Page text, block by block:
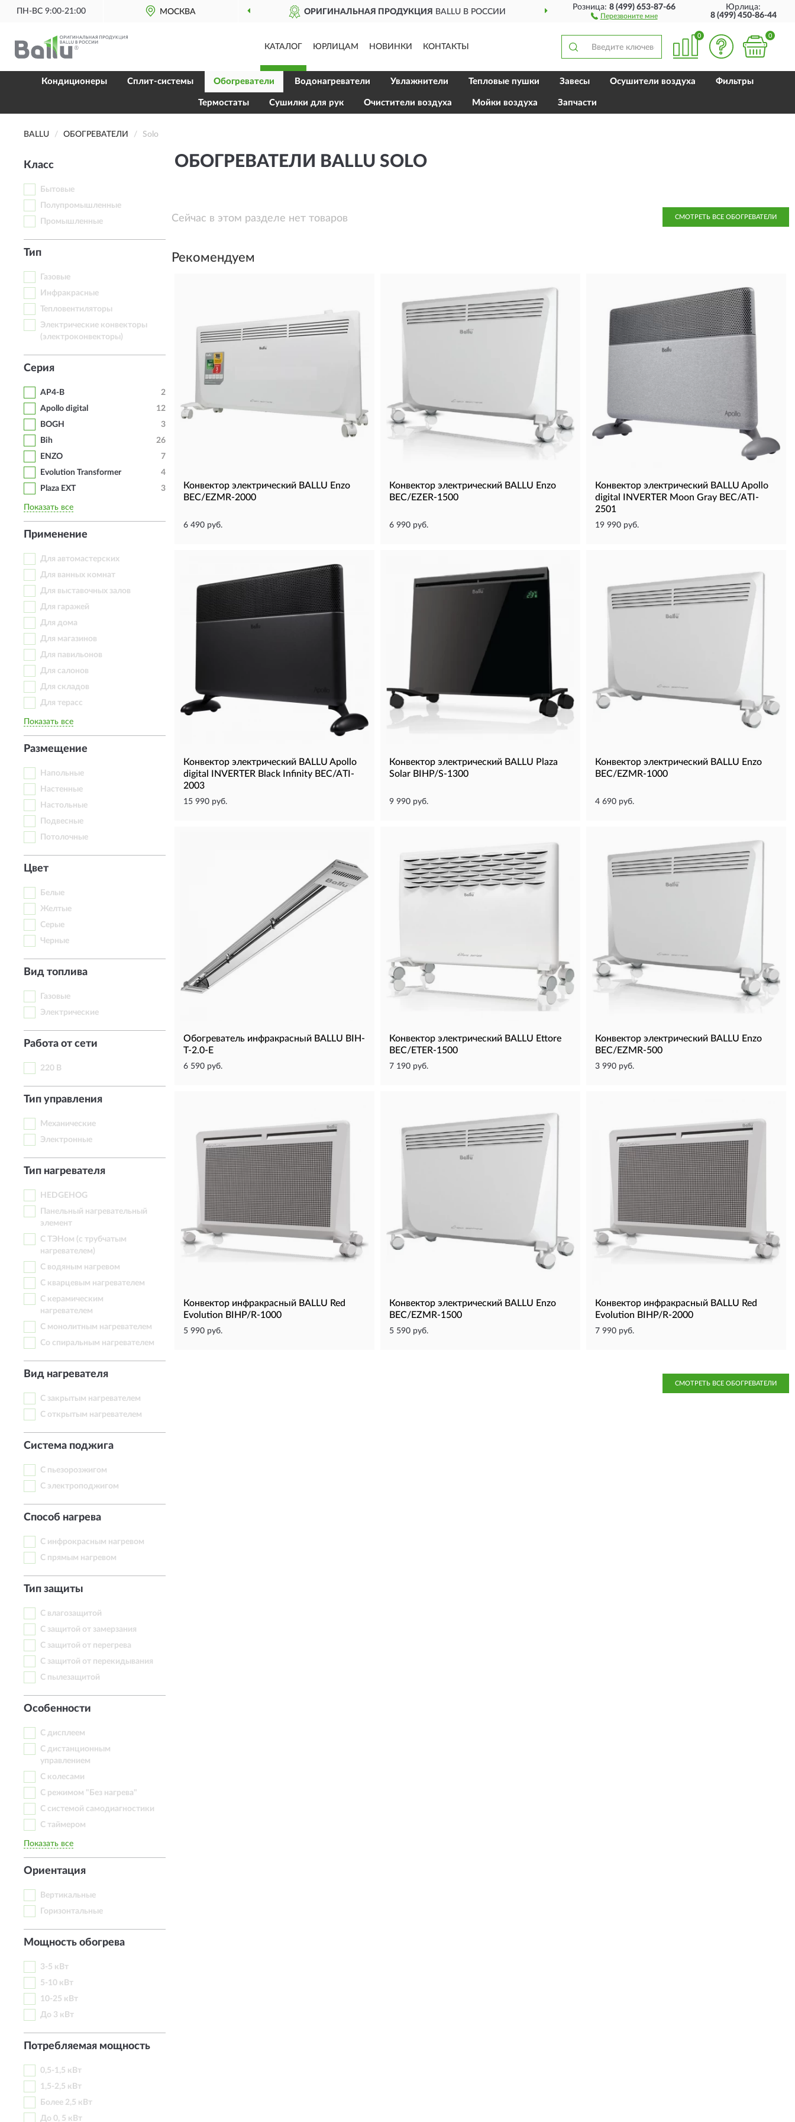
ПН-ВС 9:00-21:00 МОСКВА ОРИГИНАЛЬНАЯ ПРОДУКЦИЯBALLU В РОССИИ ДОСТАВИМПО ВСЕЙ РОССИИ
Розница:8 (499) 653-87-66
Перезвоните мне
Юрлица:
8 (499) 450-86-44
КАТАЛОГ ЮРЛИЦАМ НОВИНКИ КОНТАКТЫ
0 0
Кондиционеры Сплит-системы Обогреватели Водонагреватели Увлажнители Тепловые пушки Завесы Осушители воздуха Фильтры
Термостаты Сушилки для рук Очистители воздуха Мойки воздуха Запчасти
BALLU ОБОГРЕВАТЕЛИ Solo
Класс
Бытовые
Полупромышленные
Промышленные
Тип
Газовые
Инфракрасные
Тепловентиляторы
Электрические конвекторы
(электроконвекторы)
Серия
AP4-B
2
Apollo digital
12
BOGH
3
Bih
26
ENZO
7
Evolution Transformer
4
Plaza EXT
3
Показать все
Применение
Для автомастерских
Для ванных комнат
Для выставочных залов
Для гаражей
Для дома
Для магазинов
Для павильонов
Для салонов
Для складов
Для терасс
Показать все
Размещение
Напольные
Настенные
Настольные
Подвесные
Потолочные
Цвет
Белые
Желтые
Серые
Черные
Вид топлива
Газовые
Электрические
Работа от сети
220 В
Тип управления
Механические
Электронные
Тип нагревателя
HEDGEHOG
Панельный нагревательный
элемент
С ТЭНом (с трубчатым
нагревателем)
С водяным нагревом
С кварцевым нагревателем
С керамическим
нагревателем
С монолитным нагревателем
Со спиральным нагревателем
Вид нагревателя
С закрытым нагревателем
С открытым нагревателем
Система поджига
С пьезорозжигом
С электроподжигом
Способ нагрева
С инфрокрасным нагревом
С прямым нагревом
Тип защиты
С влагозащитой
С защитой от замерзания
С защитой от перегрева
С защитой от перекидывания
С пылезащитой
Особенности
С дисплеем
С дистанционным
управлением
С колесами
С режимом "Без нагрева"
С системой самодиагностики
С таймером
Показать все
Ориентация
Вертикальные
Горизонтальные
Мощность обогрева
3-5 кВт
5-10 кВт
10-25 кВт
До 3 кВт
Потребляемая мощность
0,5-1,5 кВт
1,5-2,5 кВт
Более 2,5 кВт
До 0, 5 кВт
ОБОГРЕВАТЕЛИ BALLU SOLO
Сейчас в этом разделе нет товаров СМОТРЕТЬ ВСЕ ОБОГРЕВАТЕЛИ
Рекомендуем
Конвектор электрический BALLU Enzo
BEC/EZMR-2000
6 490 руб.
Конвектор электрический BALLU Enzo
BEC/EZER-1500
6 990 руб.
Конвектор электрический BALLU Apollo
digital INVERTER Moon Gray BEC/ATI-
2501
19 990 руб.
Конвектор электрический BALLU Apollo
digital INVERTER Black Infinity BEC/ATI-
2003
15 990 руб.
Конвектор электрический BALLU Plaza
Solar BIHP/S-1300
9 990 руб.
Конвектор электрический BALLU Enzo
BEC/EZMR-1000
4 690 руб.
Обогреватель инфракрасный BALLU BIH-
T-2.0-E
6 590 руб.
Конвектор электрический BALLU Ettore
BEC/ETER-1500
7 190 руб.
Конвектор электрический BALLU Enzo
BEC/EZMR-500
3 990 руб.
Конвектор инфракрасный BALLU Red
Evolution BIHP/R-1000
5 990 руб.
Конвектор электрический BALLU Enzo
BEC/EZMR-1500
5 590 руб.
Конвектор инфракрасный BALLU Red
Evolution BIHP/R-2000
7 990 руб.
СМОТРЕТЬ ВСЕ ОБОГРЕВАТЕЛИ